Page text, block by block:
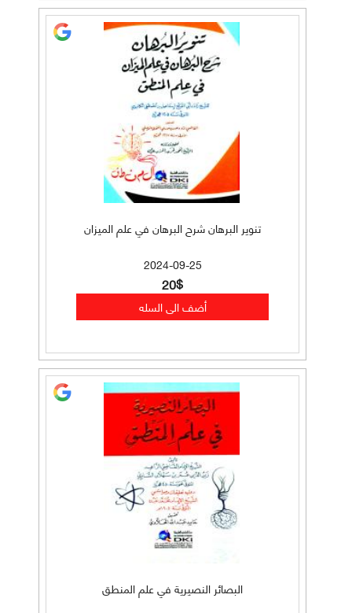
تنوير البرهان شرح البرهان في علم الميزان
2024-09-25
20$
البصائر النصيرية في علم المنطق